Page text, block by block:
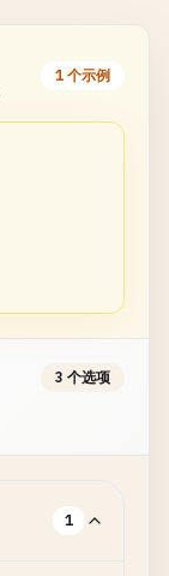
1 个示例
3 个选项
1